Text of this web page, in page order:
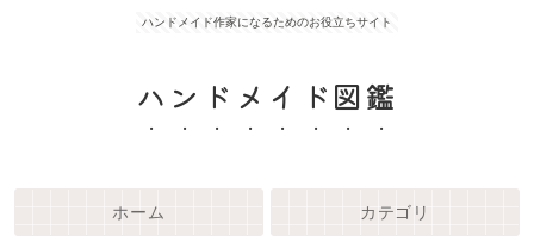
ハンドメイド作家になるためのお役立ちサイト
ハンドメイド図鑑
ホーム カテゴリ